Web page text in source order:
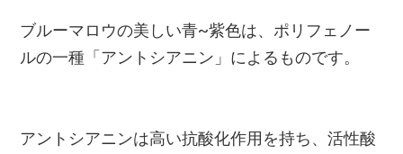
ブルーマロウの美しい青~紫色は、ポリフェノー
ルの一種「アントシアニン」によるものです。
アントシアニンは高い抗酸化作用を持ち、活性酸